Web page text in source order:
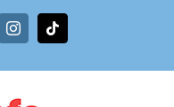
InstagramTiktok